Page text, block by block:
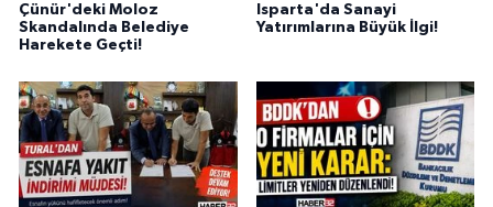
Çünür'deki Moloz
Skandalında Belediye
Harekete Geçti!
Isparta'da Sanayi
Yatırımlarına Büyük İlgi!